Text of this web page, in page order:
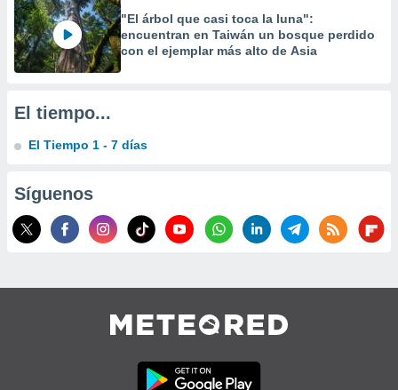
medir el
de la
el
del
o a través
de
uso de
e
"El árbol que casi toca la luna":
encuentran en Taiwán un bosque perdido
con el ejemplar más alto de Asia
El tiempo...
El Tiempo 1 - 7 días
Síguenos